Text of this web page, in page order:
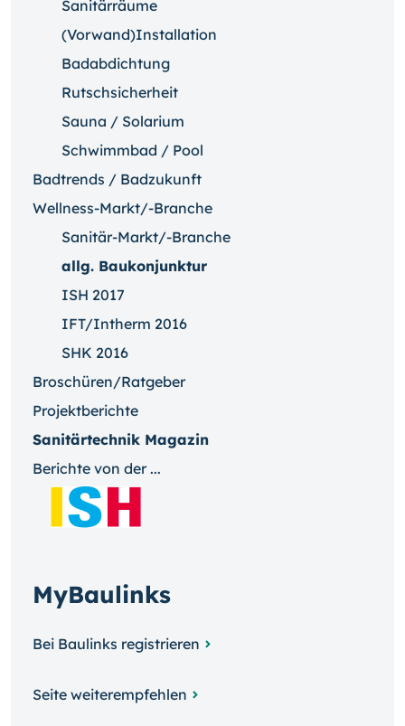
Sanitärräume
(Vorwand)Installation
Badabdichtung
Rutschsicherheit
Sauna / Solarium
Schwimmbad / Pool
Badtrends / Badzukunft
Wellness-Markt/-Branche
Sanitär-Markt/-Branche
allg. Baukonjunktur
ISH 2017
IFT/Intherm 2016
SHK 2016
Broschüren/Ratgeber
Projektberichte
Sanitärtechnik Magazin
Berichte von der ...
MyBaulinks
Bei Baulinks registrieren
Seite weiterempfehlen